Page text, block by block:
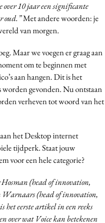
over 10 jaar een significante
oud.”Met andere woorden: je
van morgen.
Maar we voegen er graag aan
om te beginnen met
aan hangen. Dit is het
worden gevonden. Nu ontstaan
verheven tot woord van het
het Desktop internet
tijdperk. Staat jouw
voor een hele categorie?
(head of innovation,
(head of innovation,
het eerste artikel in een reeks
over wat Voice kan betekenen